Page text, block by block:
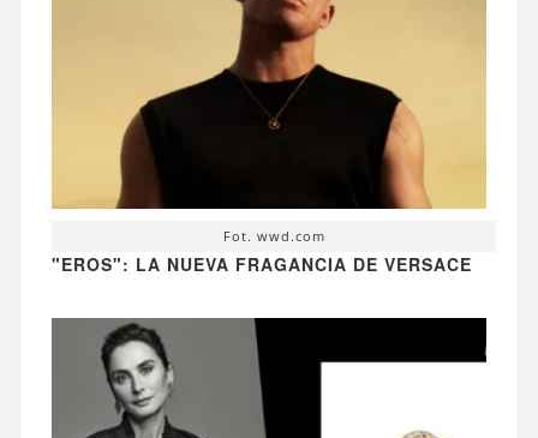
Fot. wwd.com
"EROS": LA NUEVA FRAGANCIA DE VERSACE